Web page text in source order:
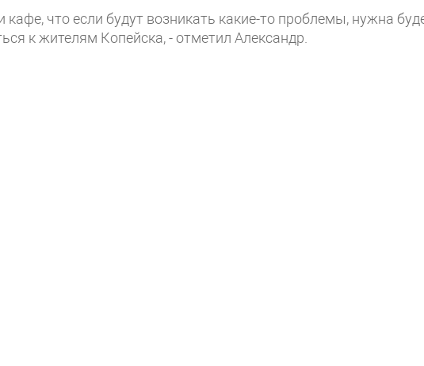
что если будут возникать какие-то проблемы, нужна
к жителям Копейска, - отметил Александр.